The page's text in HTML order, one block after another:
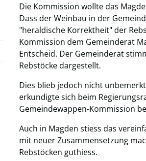
Die Kommission wollte das
Dass der Weinbau in der
"heraldische Korrektheit" der
Kommission dem Gemeinderat
Entscheid. Der Gemeinderat
Rebstöcke dargestellt.
Dies blieb jedoch nicht
erkundigte sich beim
Gemeindewappen-Kommission
Auch in Magden stiess das
mit neuer Zusammensetzung
Rebstöcken guthiess.